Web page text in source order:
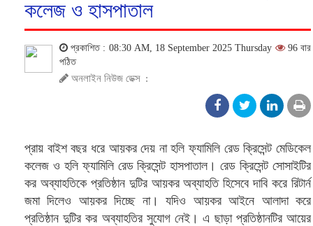
কলেজ ও হাসপাতাল
প্রকাশিত : 08:30 AM, 18 September 2025 Thursday
96 বার
পঠিত
অনলাইন নিউজ ডেক্স :
প্রায় বাইশ বছর ধরে আয়কর দেয় না হলি ফ্যামিলি রেড ক্রিসেন্ট মেডিকেল
কলেজ ও হলি ফ্যামিলি রেড ক্রিসেন্ট হাসপাতাল। রেড ক্রিসেন্ট সোসাইটির
কর অব্যাহতিকে প্রতিষ্ঠান দুটির আয়কর অব্যাহতি হিসেবে দাবি করে রিটার্ন
জমা দিলেও আয়কর দিচ্ছে না। যদিও আয়কর আইনে আলাদা করে
প্রতিষ্ঠান দুটির কর অব্যাহতির সুযোগ নেই। এ ছাড়া প্রতিষ্ঠানটির আয়ের